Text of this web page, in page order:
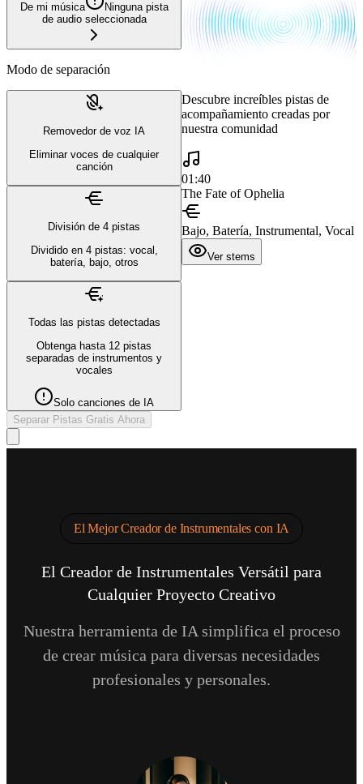
De mi música
Ninguna pista
de audio seleccionada
Modo de separación
Removedor de voz IA
Eliminar voces de cualquier
canción
División de 4 pistas
Dividido en 4 pistas: vocal,
batería, bajo, otros
Todas las pistas detectadas
Obtenga hasta 12 pistas
separadas de instrumentos y
vocales
Solo canciones de IA
Separar Pistas Gratis Ahora
Descubre increíbles pistas de
acompañamiento creadas por
nuestra comunidad
01:40
The Fate of Ophelia
Bajo, Batería, Instrumental, Vocal
Ver stems
El Mejor Creador de Instrumentales con IA
El Creador de Instrumentales Versátil para
Cualquier Proyecto Creativo
Nuestra herramienta de IA simplifica el proceso
de crear música para diversas necesidades
profesionales y personales.